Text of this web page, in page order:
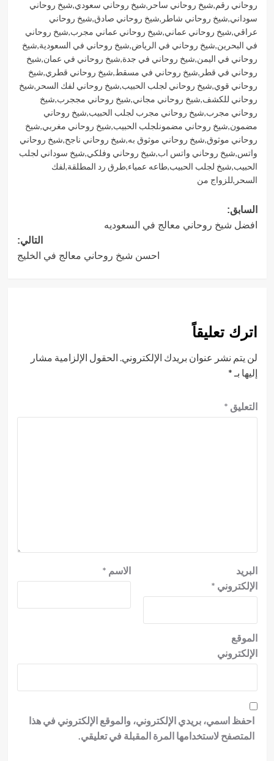
روحاني رقم,شيخ روحاني ساحر ,شيخ روحاني سعودي,شيخ روحاني
سوداني,شيخ روحاني شاطر ,شيخ روحاني صادق,شيخ روحاني
عراقي,شيخ روحاني عماني,شيخ روحاني عماني مجرب,شيخ روحاني
في البحرين,شيخ روحاني في الرياض,شيخ روحاني في السعودية,شيخ
روحاني في اليمن,شيخ روحاني في جدة,شيخ روحاني في عمان,شيخ
روحاني في قطر ,شيخ روحاني في مسقط,شيخ روحاني قطري,شيخ
روحاني قوي,شيخ روحاني لجلب الحبيب,شيخ روحاني لفك السحر ,شيخ
روحاني للكشف,شيخ روحاني مجاني,شيخ روحاني مججرب,شيخ
روحاني مجرب,شيخ روحاني مجرب لجلب الحبيب,شيخ روحاني
مضمون,شيخ روحاني مضمونلجلب الحبيب,شيخ روحاني مغربي,شيخ
روحاني موثوق,شيخ روحاني موثوق به,شيخ روحاني ناجح,شيخ روحاني
واتس,شيخ روحاني واتس اب,شيخ روحاني وفلكي,شيخ سوداني لجلب
الحبيب,شيخ لجلب الحبيب,طاعه عمياء,طرق رد المطلقة,لفك
السحر ,للزواج من
تصفّح
المقالات
السابق:
افضل شيخ روحاني معالج في السعوديه
التالي:
احسن شيخ روحاني معالج في الخليج
اترك تعليقاً
لن يتم نشر عنوان بريدك الإلكتروني. الحقول الإلزامية مشار
إليها بـ *
التعليق *
الاسم *
البريد
الإلكتروني *
الموقع
الإلكتروني
احفظ اسمي، بريدي الإلكتروني، والموقع الإلكتروني في هذا
المتصفح لاستخدامها المرة المقبلة في تعليقي.